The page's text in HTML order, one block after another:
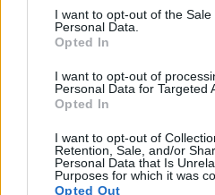
consent section.
I want to opt-out of the Sale
Personal Data.
Opted In
I want to opt-out of
Personal Data for Targeted
Opted In
I want to opt-out of
Retention, Sale, and/or
Personal Data that Is
Purposes for which it was
Opted Out
Avec des professionnels
évaluer leur niveau de
une expérience sécuritaire
toute personne souhaitant
physique.
Envisagez d’explorer le
Une communauté